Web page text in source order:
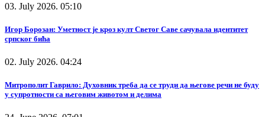
03. July 2026. 05:10
Игор Борозан: Уметност је кроз култ Светог Саве сачувала идентитет
српског бића
02. July 2026. 04:24
Митрополит Гаврило: Духовник треба да се труди да његове речи не буду
у супротности са његовим животом и делима